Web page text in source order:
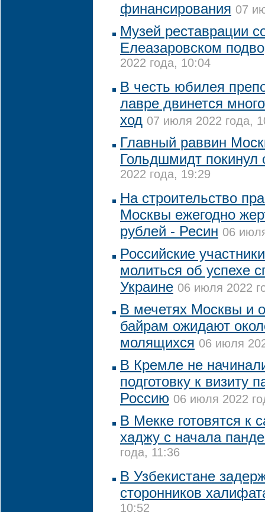
финансирования 07
Музей реставрации
Елеазаровском
2022 года, 10:04
В честь юбилея
лавре двинется
ход 07 июля 2022 года,
Главный раввин
Гольдшмидт покинул
2022 года, 19:29
На строительство
Москвы ежегодно
рублей - Ресин 06
Российские
молиться об успехе
Украине 06 июля 2022
В мечетях Москвы и
байрам ожидают
молящихся 06 июля
В Кремле не
подготовку к визиту
Россию 06 июля 2022
В Мекке готовятся к
хаджу с начала
года, 11:36
В Узбекистане
сторонников